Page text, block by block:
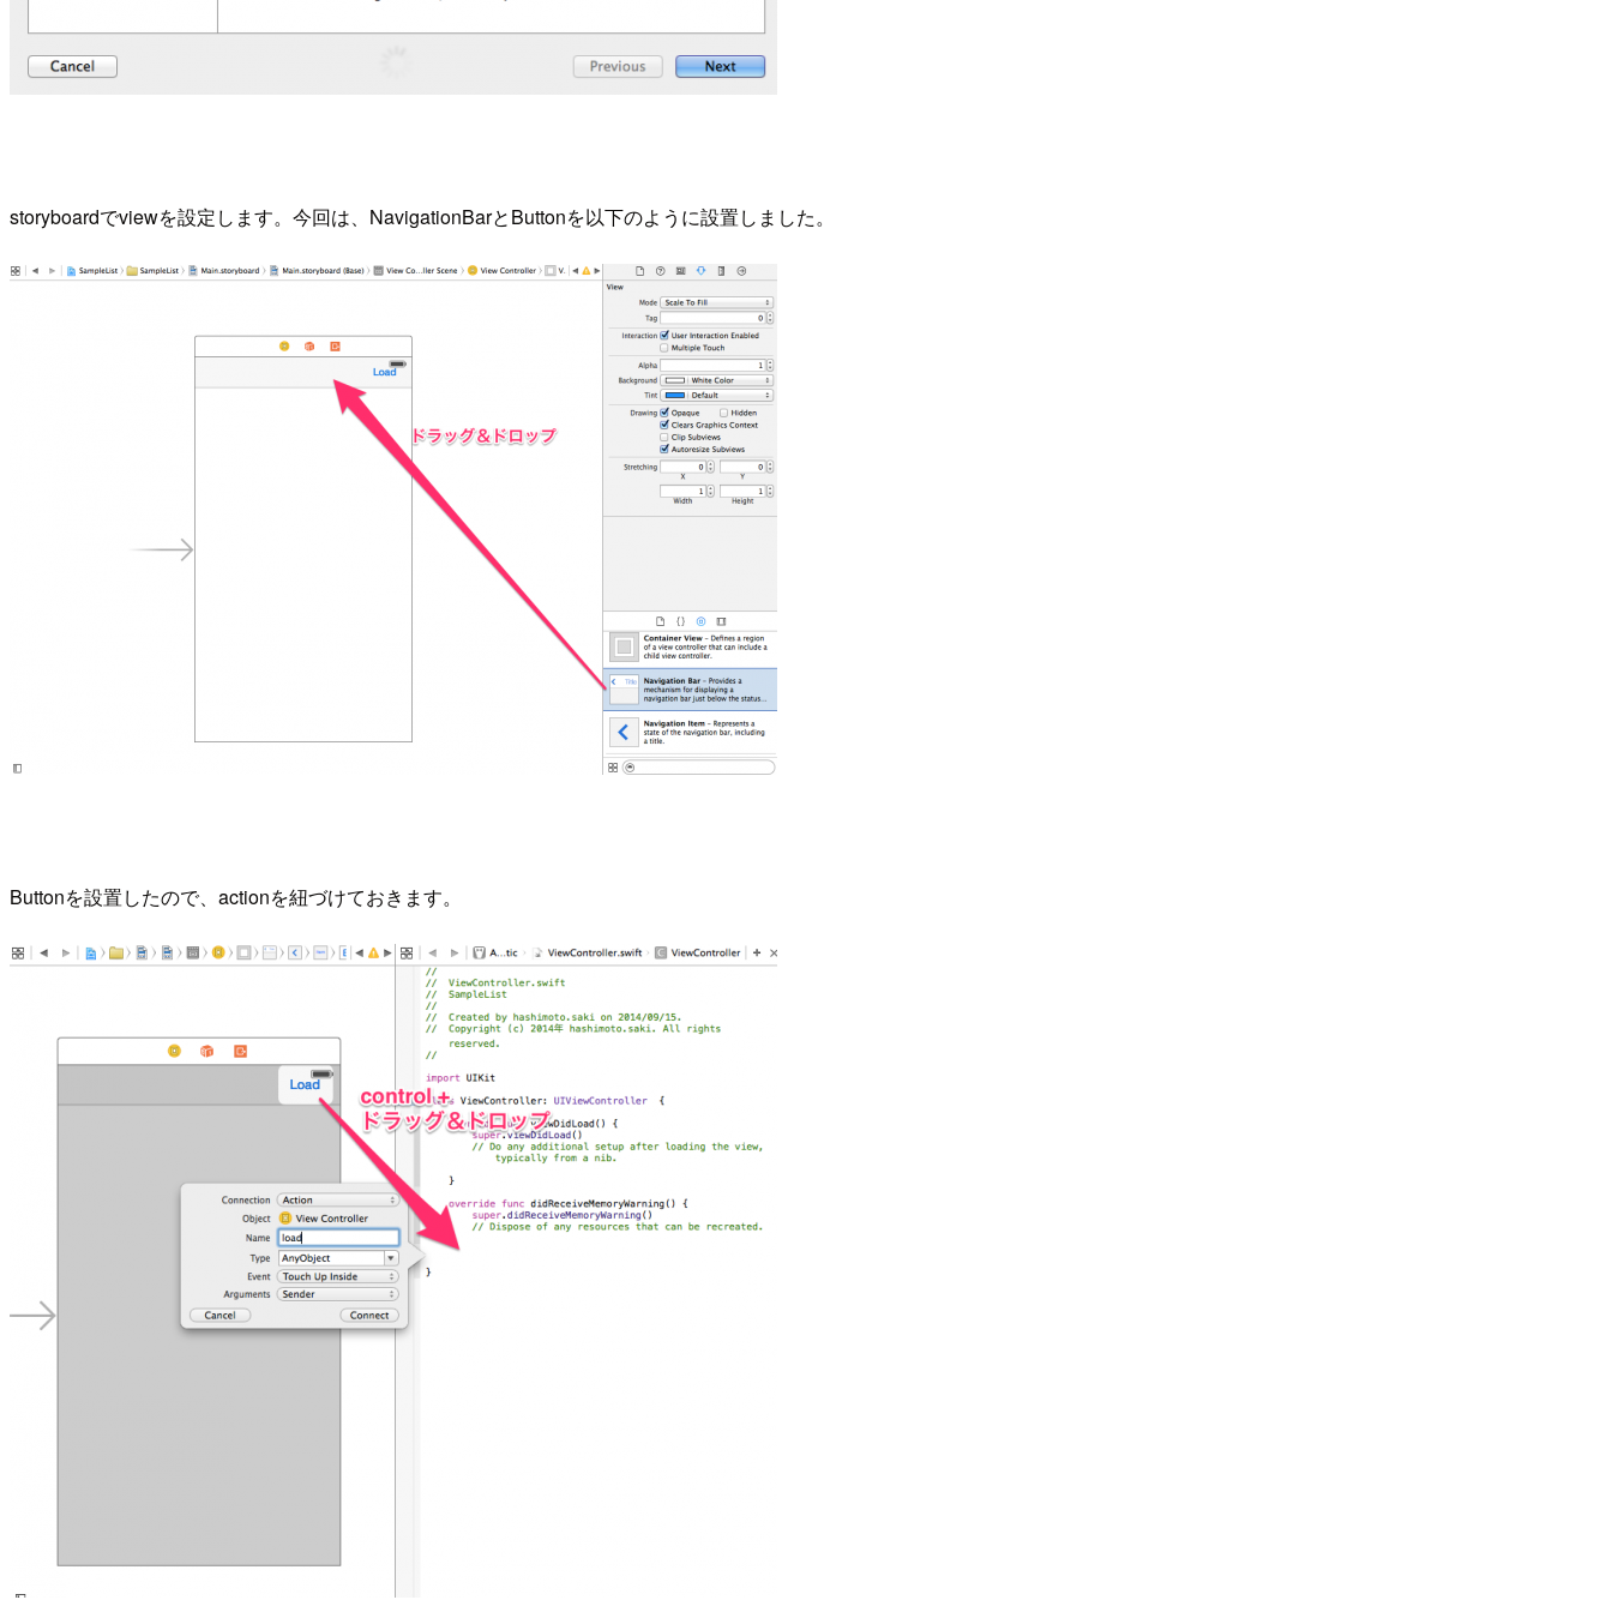
storyboardでviewを設定します。今回は、NavigationBarとButtonを以下のように設置しました。
Buttonを設置したので、actionを紐づけておきます。